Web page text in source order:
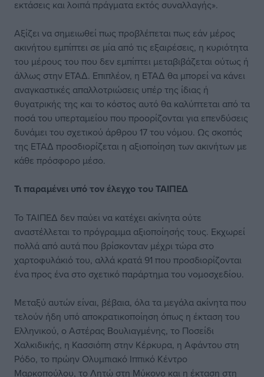
εκτάσεις και λοιπά πράγματα εκτός συναλλαγής».
Αξίζει να σημειωθεί πως προβλέπεται πως εάν μέρος
ακινήτου εμπίπτει σε μία από τις εξαιρέσεις, η κυριότητα
του μέρους του που δεν εμπίπτει μεταβιβάζεται ούτως ή
άλλως στην ΕΤΑΔ. Επιπλέον, η ΕΤΑΔ θα μπορεί να κάνει
αναγκαστικές απαλλοτριώσεις υπέρ της ίδιας ή
θυγατρικής της και το κόστος αυτό θα καλύπτεται από τα
ποσά του υπερταμείου που προορίζονται για επενδύσεις
δυνάμει του σχετικού άρθρου 17 του νόμου. Ως σκοπός
της ΕΤΑΔ προσδιορίζεται η αξιοποίηση των ακινήτων με
κάθε πρόσφορο μέσο.
Τι παραμένει υπό τον έλεγχο του ΤΑΙΠΕΔ
Το ΤΑΙΠΕΔ δεν παύει να κατέχει ακίνητα ούτε
αναστέλλεται το πρόγραμμα αξιοποίησής τους. Εκχωρεί
πολλά από αυτά που βρίσκονταν μέχρι τώρα στο
χαρτοφυλάκιό του, αλλά κρατά 91 που προσδιορίζονται
ένα προς ένα στο σχετικό παράρτημα του νομοσχεδίου.
Μεταξύ αυτών είναι, βέβαια, όλα τα μεγάλα ακίνητα που
τελούν ήδη υπό αποκρατικοποίηση όπως η έκταση του
Ελληνικού, ο Αστέρας Βουλιαγμένης, το Ποσείδι
Χαλκιδικής, η Κασσιόπη στην Κέρκυρα, η Αφάντου στη
Ρόδο, το πρώην Ολυμπιακό Ιππικό Κέντρο
Μαρκοπούλου, το Λητώ στη Μύκονο και η έκταση στη